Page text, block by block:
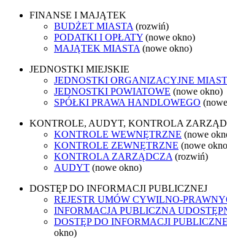
FINANSE I MAJĄTEK
BUDŻET MIASTA (rozwiń)
PODATKI I OPŁATY (nowe okno)
MAJĄTEK MIASTA (nowe okno)
JEDNOSTKI MIEJSKIE
JEDNOSTKI ORGANIZACYJNE
JEDNOSTKI POWIATOWE (nowe okno)
SPÓŁKI PRAWA HANDLOWEGO
KONTROLE, AUDYT, KONTROLA
KONTROLE WEWNĘTRZNE (nowe
KONTROLE ZEWNĘTRZNE (nowe
KONTROLA ZARZĄDCZA (rozwiń)
AUDYT (nowe okno)
DOSTĘP DO INFORMACJI PUBLICZNEJ
REJESTR UMÓW CYWILNO-
INFORMACJA PUBLICZNA
DOSTĘP DO INFORMACJI
okno)